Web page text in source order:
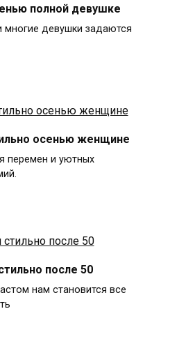
полной девушке
многие девушки задаются
осенью женщине
перемен и уютных
после 50
нам становится все